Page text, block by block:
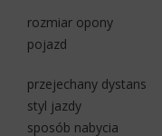
rozmiar opony
pojazd
przejechany dystans
styl jazdy
sposób nabycia